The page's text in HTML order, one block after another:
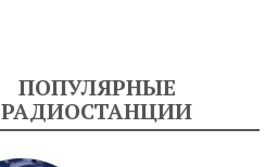
ПОПУЛЯРНЫЕ
РАДИОСТАНЦИИ